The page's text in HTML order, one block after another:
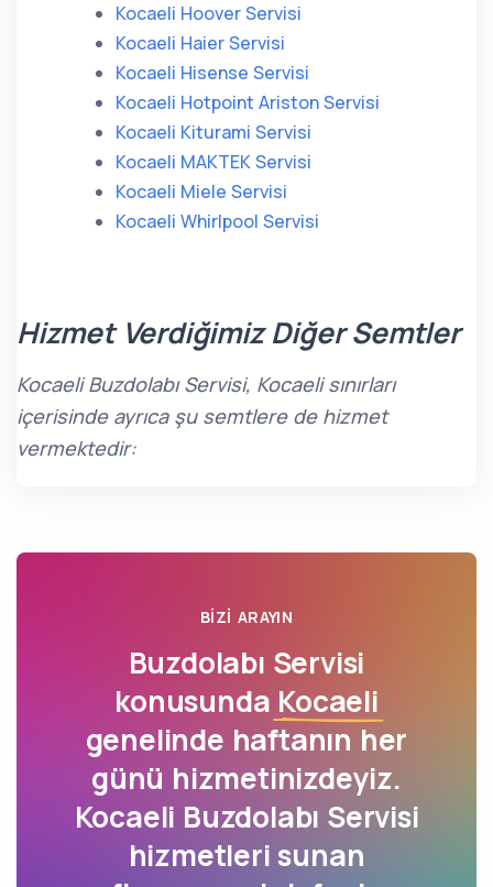
Kocaeli Hoover Servisi
Kocaeli Haier Servisi
Kocaeli Hisense Servisi
Kocaeli Hotpoint Ariston Servisi
Kocaeli Kiturami Servisi
Kocaeli MAKTEK Servisi
Kocaeli Miele Servisi
Kocaeli Whirlpool Servisi
Hizmet Verdiğimiz Diğer Semtler
Kocaeli Buzdolabı Servisi, Kocaeli sınırları
içerisinde ayrıca şu semtlere de hizmet
vermektedir:
BIZI ARAYIN
Buzdolabı Servisi
konusunda Kocaeli
genelinde haftanın her
günü hizmetinizdeyiz.
Kocaeli Buzdolabı Servisi
hizmetleri sunan